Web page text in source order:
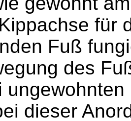
für
Fuß
des
dieser